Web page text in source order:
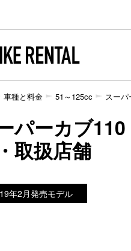
車種と料金 51～125cc スー
パーカブ
取扱店舗
年2月発売モデル